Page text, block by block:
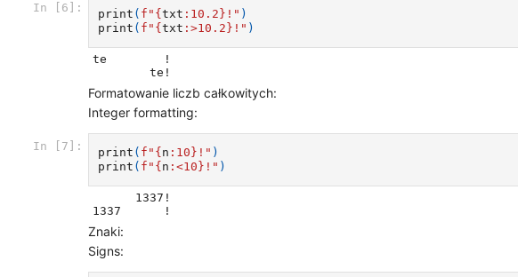
In [6]: print ( f " {txt : 10.2 } !" )
print ( f " {txt :>10.2 } !" )
te        !
Formatowanie liczb całkowitych:
Integer formatting:
In [7]: print ( f " { n : 10 } !" )
print ( f " { n :<10 } !" )
Znaki:
Signs: